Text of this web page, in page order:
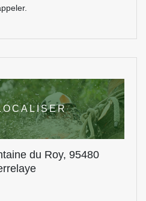
du Roy, 95480